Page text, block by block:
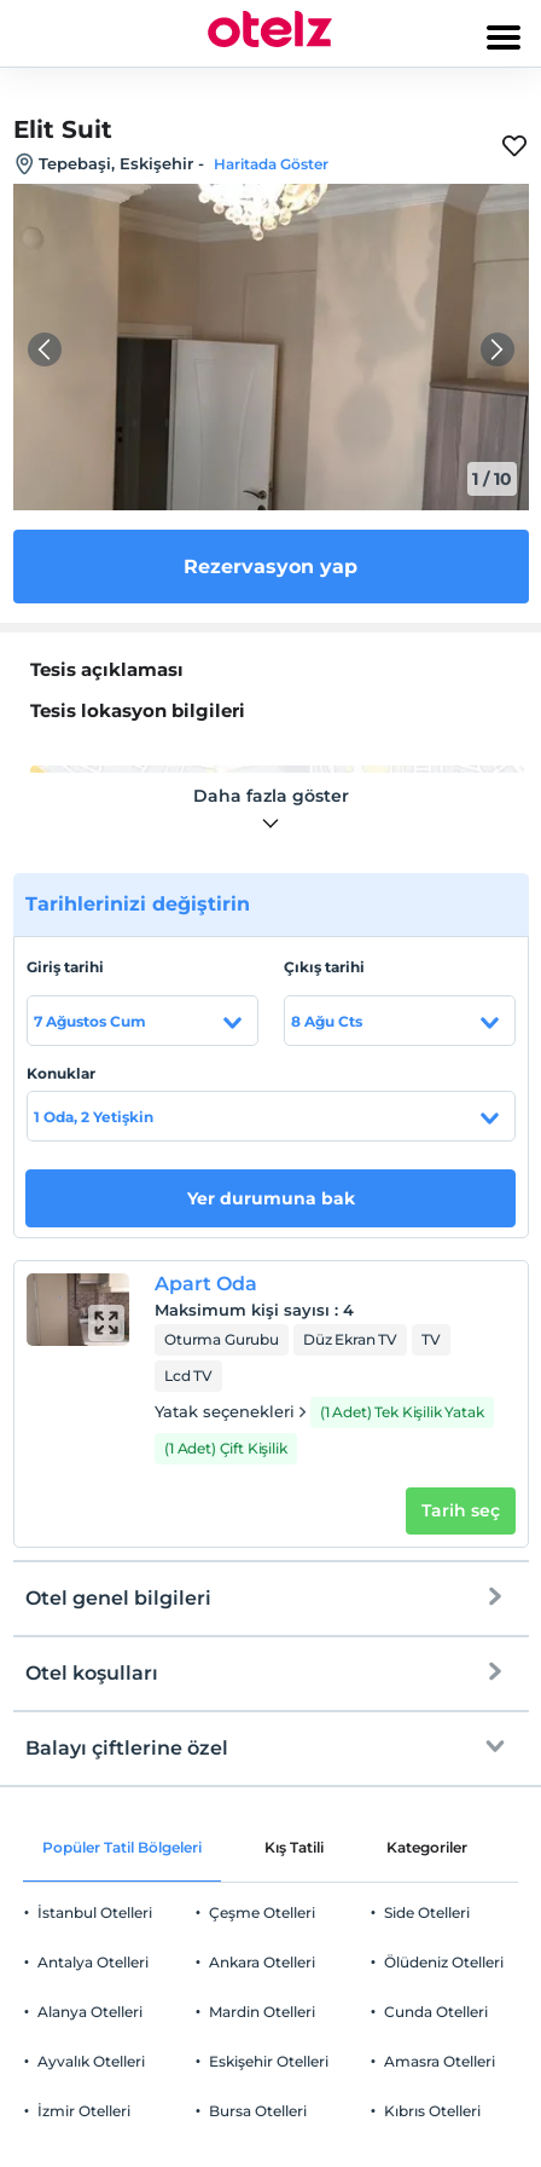
Elit Suit
Tepebaşi, Eskişehir - Haritada Göster
1 /10
Rezervasyon yap
Tesis açıklaması
Tesis lokasyon bilgileri
Otel koşulları
Check/in
En erken saat 10:00 ve sonrası
Check/out
En geç saat 11:00 ve öncesi
Evcil hayvan barınabilir
Sigara
Odalarda sigara içilmez
Çocuklar
2 yaşına kadar olan bebekler ücretsizdir.
Tesisin ücretsiz çocuk politkası yoktur
Daha fazla göster
Tarihlerinizi değiştirin
Giriş tarihi
7 Ağustos Cum
Çıkış tarihi
8 Ağu Cts
Konuklar
1 Oda, 2 Yetişkin
Yer durumuna bak
Apart Oda
Maksimum kişi sayısı : 4
Oturma Gurubu Düz Ekran TV
TV
Lcd TV
Yatak seçenekleri
(1 Adet) Tek Kişilik Yatak
(1 Adet) Çift Kişilik
Tarih seç
Otel genel bilgileri
Ücretsiz Wi-fi
Otopark (Tesis disinda)
Otel koşulları
Check/in
En erken saat 10:00 ve sonrası
Check/out
Evcil Hayvan
Sigara
Çocuklar
Tesisin ücretsiz çocuk politkası yoktur
Balayı çiftlerine özel
Oda süslemesi
Bir sabah odaya kahvaltı servisi
Popüler Tatil Bölgeleri Kış Tatili Kategoriler
İstanbul Otelleri
Antalya Otelleri
Alanya Otelleri
Ayvalık Otelleri
İzmir Otelleri
Çeşme Otelleri
Ankara Otelleri
Mardin Otelleri
Eskişehir Otelleri
Bursa Otelleri
Side Otelleri
Ölüdeniz Otelleri
Cunda Otelleri
Amasra Otelleri
Kıbrıs Otelleri